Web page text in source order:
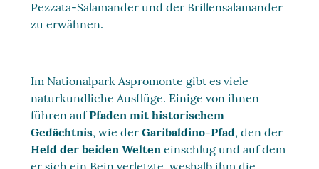
Pezzata-Salamander und der Brillensalamander
zu erwähnen.
Im Nationalpark Aspromonte gibt es viele
naturkundliche Ausflüge. Einige von ihnen
führen aufPfaden mit historischem
Gedächtnis, wie derGaribaldino-Pfad, den der
Held der beiden Welten einschlug und auf dem
er sich ein Bein verletzte, weshalb ihm die